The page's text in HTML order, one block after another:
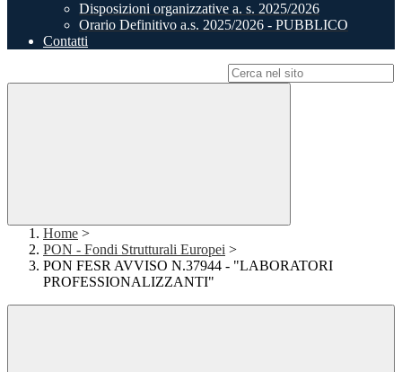
Disposizioni organizzative a. s. 2025/2026
Orario Definitivo a.s. 2025/2026 - PUBBLICO
Contatti
Home >
PON - Fondi Strutturali Europei >
PON FESR AVVISO N.37944 - "LABORATORI
PROFESSIONALIZZANTI"